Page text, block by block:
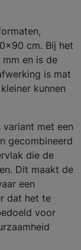
cm. Bij het
en is de
is mat
kunnen
variant met een
gecombineerd
die de
Dit maakt de
een
dat het te
voor